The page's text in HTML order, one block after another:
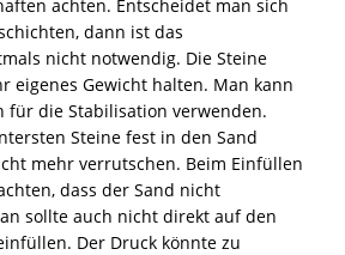
achten. Entscheidet man sich
dann ist das
nicht notwendig. Die Steine
eigenes Gewicht halten. Man kann
für die Stabilisation verwenden.
Steine fest in den Sand
mehr verrutschen. Beim Einfüllen
dass der Sand nicht
sollte auch nicht direkt auf den
Der Druck könnte zu